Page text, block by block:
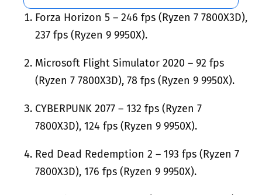
Forza Horizon 5 – 246 fps (Ryzen 7 7800X3D),
237 fps (Ryzen 9 9950X).
Microsoft Flight Simulator 2020 – 92 fps
(Ryzen 7 7800X3D), 78 fps (Ryzen 9 9950X).
CYBERPUNK 2077 – 132 fps (Ryzen 7
7800X3D), 124 fps (Ryzen 9 9950X).
Red Dead Redemption 2 – 193 fps (Ryzen 7
7800X3D), 176 fps (Ryzen 9 9950X).